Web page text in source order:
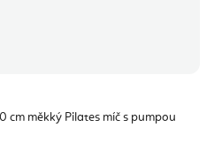
cm měkký Pilates míč s pumpou